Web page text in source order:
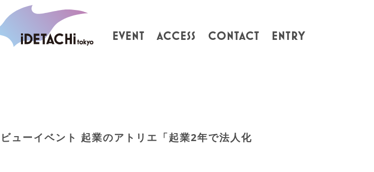
EVENT ACCESS CONTACT ENTRY
ューイベント 起業のアトリエ「起業2年で法人化